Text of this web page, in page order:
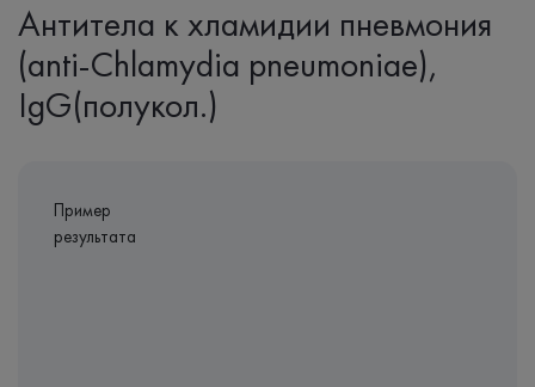
Антитела к хламидии пневмония
(anti-Chlamydia pneumoniae),
IgG(полукол.)
Пример
результата